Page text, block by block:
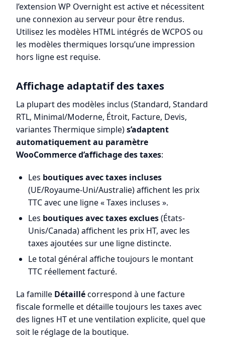
l’extension WP Overnight est active et nécessitent
une connexion au serveur pour être rendus.
Utilisez les modèles HTML intégrés de WCPOS ou
les modèles thermiques lorsqu’une impression
hors ligne est requise.
Affichage adaptatif des taxes
La plupart des modèles inclus (Standard, Standard
RTL, Minimal/Moderne, Étroit, Facture, Devis,
variantes Thermique simple)s’adaptent
automatiquement au paramètre
WooCommerce d’affichage des taxes:
Les boutiques avec taxes incluses
(UE/Royaume-Uni/Australie) affichent les prix
TTC avec une ligne « Taxes incluses ».
Les boutiques avec taxes exclues(États-
Unis/Canada) affichent les prix HT, avec les
taxes ajoutées sur une ligne distincte.
Le total général affiche toujours le montant
TTC réellement facturé.
La famille Détaillécorrespond à une facture
fiscale formelle et détaille toujours les taxes avec
des lignes HT et une ventilation explicite, quel que
soit le réglage de la boutique.